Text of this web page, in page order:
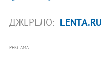
ДЖЕРЕЛО: LENTA.RU
РЕКЛАМА